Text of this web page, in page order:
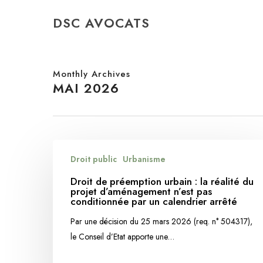
DSC AVOCATS
Monthly Archives
MAI 2026
préemption
urbain
réalité
Droit public Urbanisme
Droit de préemption urbain : la réalité du
projet d’aménagement n’est pas
conditionnée par un calendrier arrêté
Par une décision du 25 mars 2026 (req. n° 504317),
le Conseil d’Etat apporte une…